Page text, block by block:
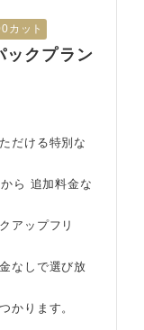
カット
ックプラン
だける特別な
ら 追加料金な
アップフリ
なしで選び放
かります。